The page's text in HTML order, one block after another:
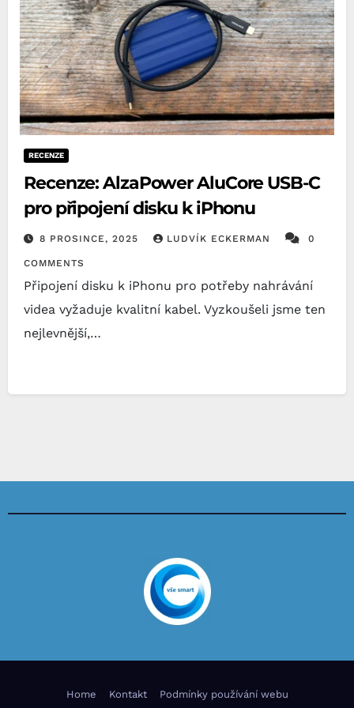
RECENZE
Recenze: AlzaPower AluCore USB-C
pro připojení disku k iPhonu
8 PROSINCE, 2025 LUDVÍK ECKERMAN 0
COMMENTS
Připojení disku k iPhonu pro potřeby nahrávání
videa vyžaduje kvalitní kabel. Vyzkoušeli jsme ten
nejlevnější,…
Home Kontakt Podmínky používání webu